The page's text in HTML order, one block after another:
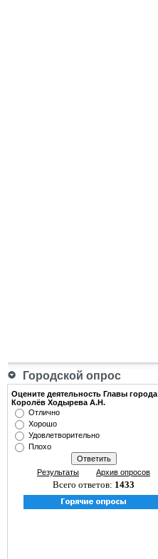
Городской опрос
Оцените деятельность Главы города
Королёв Ходырева А.Н.
Отлично
Хорошо
Удовлетворительно
Плохо
Результаты Архив опросов
Всего ответов: 1433